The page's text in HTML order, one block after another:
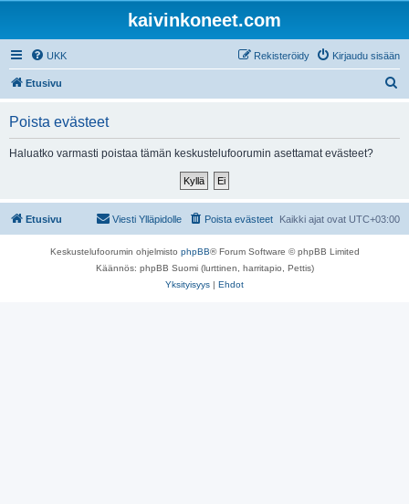
kaivinkoneet.com
UKK Kirjaudu sisään
Rekisteröidy
Etusivu
Poista evästeet
Haluatko varmasti poistaa tämän keskustelufoorumin asettamat evästeet?
Etusivu Kaikki ajat ovat UTC+03:00
Poista evästeet
Viesti Ylläpidolle
Keskustelufoorumin ohjelmisto phpBB® Forum Software © phpBB Limited
Käännös: phpBB Suomi (lurttinen, harritapio, Pettis)
Yksityisyys | Ehdot